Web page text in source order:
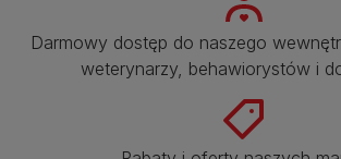
Darmowy dostęp do naszego
weterynarzy, behawiorystów i